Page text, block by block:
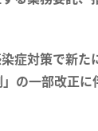
症対策で新
の一部改正